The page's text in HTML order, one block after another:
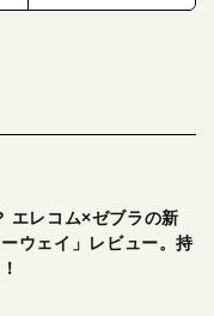
エレコム×ゼブラの新
ウェイ」レビュー。持